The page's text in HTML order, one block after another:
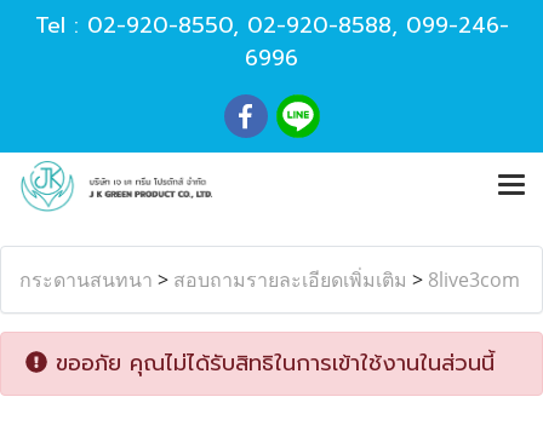
Tel : 02-920-8550, 02-920-8588, 099-246-
6996
กระดานสนทนา > สอบถามรายละเอียดเพิ่มเติม > 8live3com
ขออภัย คุณไม่ได้รับสิทธิในการเข้าใช้งานในส่วนนี้